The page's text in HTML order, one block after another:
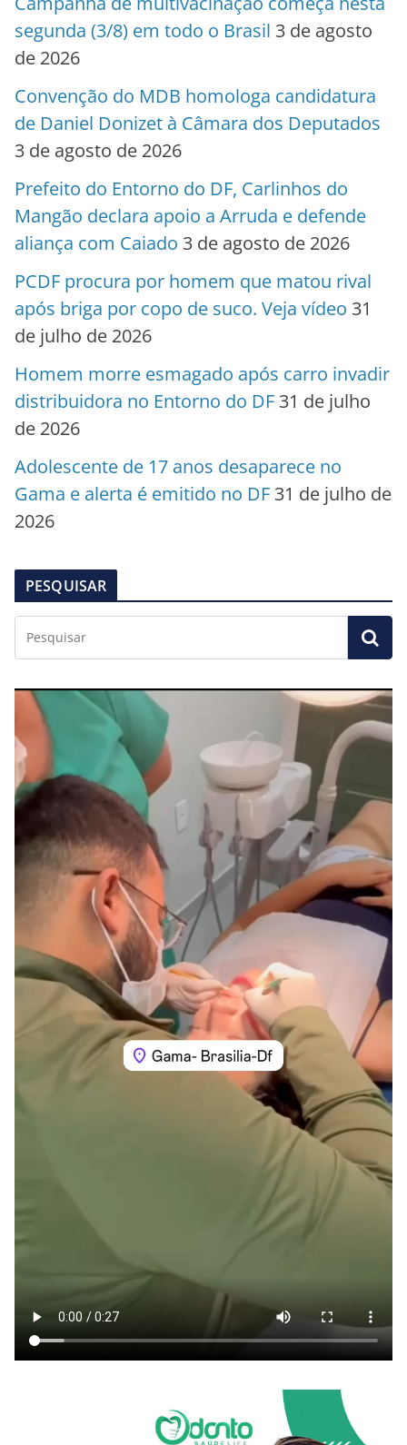
segunda (3/8) em todo o Brasil 3 de agosto
de 2026
Convenção do MDB homologa candidatura
de Daniel Donizet à Câmara dos Deputados
3 de agosto de 2026
Prefeito do Entorno do DF, Carlinhos do
Mangão declara apoio a Arruda e defende
aliança com Caiado 3 de agosto de 2026
PCDF procura por homem que matou rival
após briga por copo de suco. Veja vídeo 31
de julho de 2026
Homem morre esmagado após carro invadir
distribuidora no Entorno do DF 31 de julho
de 2026
Adolescente de 17 anos desaparece no
Gama e alerta é emitido no DF 31 de julho de
2026
PESQUISAR